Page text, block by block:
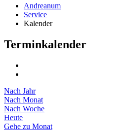
Andreanum
Service
Kalender
Terminkalender
Nach Jahr
Nach Monat
Nach Woche
Heute
Gehe zu Monat